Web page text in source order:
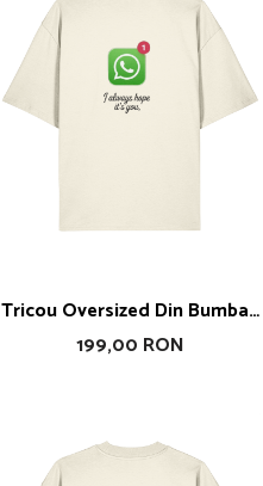
Tricou Oversized Din Bumbac
Organic I Always Hope
199,00 RON